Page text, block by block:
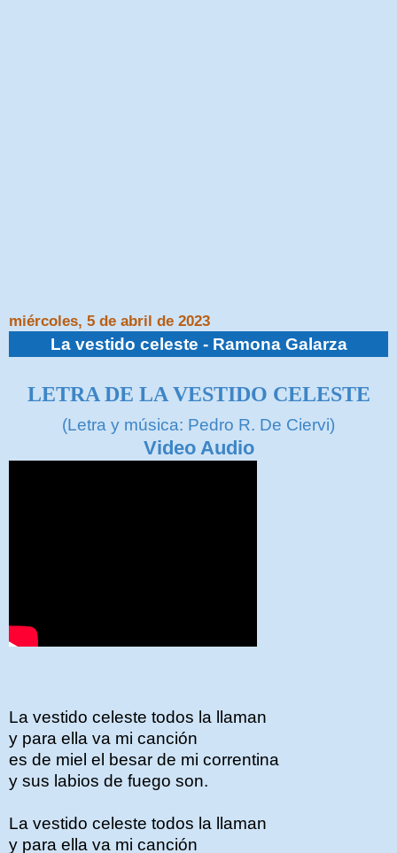
miércoles, 5 de abril de 2023
La vestido celeste - Ramona Galarza
LETRA DE LA VESTIDO CELESTE
(Letra y música: Pedro R. De Ciervi)
Video Audio
La vestido celeste todos la llaman
y para ella va mi canción
es de miel el besar de mi correntina
y sus labios de fuego son.
La vestido celeste todos la llaman
y para ella va mi canción